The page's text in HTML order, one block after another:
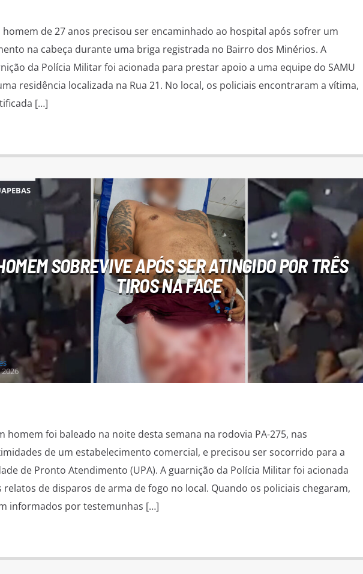
homem de 27 anos precisou ser encaminhado ao hospital após sofrer um
na cabeça durante uma briga registrada no Bairro dos Minérios. A
da Polícia Militar foi acionada para prestar apoio a uma equipe do SAMU
residência localizada na Rua 21. No local, os policiais encontraram a vítima,
[…]
SOBREVIVE APÓS SER ATINGIDO POR TRÊS
TIROS NA FACE
2026
homem foi baleado na noite desta semana na rodovia PA-275, nas
de um estabelecimento comercial, e precisou ser socorrido para a
de Pronto Atendimento (UPA). A guarnição da Polícia Militar foi acionada
relatos de disparos de arma de fogo no local. Quando os policiais chegaram,
informados por testemunhas […]